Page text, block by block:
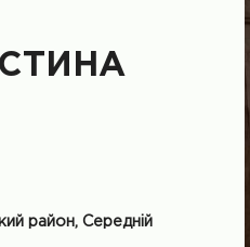
район, Середній